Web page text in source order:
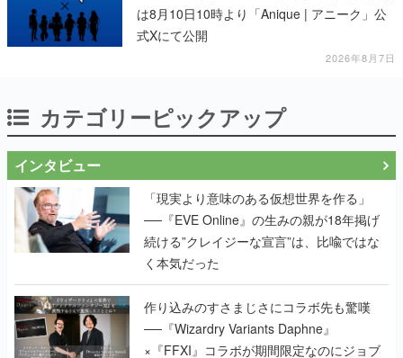
は8月10日10時より「Anique | アニーク」公
式Xにて公開
2026年8月7日
カテゴリーピックアップ
インタビュー
「現実より意味のある仮想世界を作る」
──『EVE Online』の生みの親が18年掲げ
続ける”クレイジーな宣言”は、比喩ではな
く本気だった
作り込みのすさまじさにコラボ先も驚嘆
──『Wizardry Variants Daphne』
×『FFXI』コラボが期間限定なのにジョブ